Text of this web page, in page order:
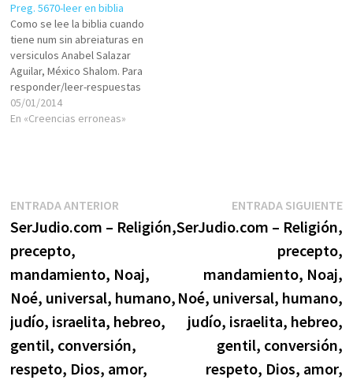
Preg. 5670-leer en biblia
Como se lee la biblia cuando
tiene num sin abreiaturas en
versiculos Anabel Salazar
Aguilar, México Shalom. Para
responder/leer-respuestas
están los comentarios bajo
estas líneas. Agradecemos a
Ver las respuestas …
05/01/2014
En «Creencias erroneas»
Navegación
de
entradas
ENTRADA ANTERIOREntrada
anterior:
SerJudio.com – Religión,
precepto,
mandamiento, Noaj,
Noé, universal, humano,
judío, israelita, hebreo,
gentil, conversión,
respeto, Dios, amor,
ENTRADA SIGUIENTE
SerJudio.com – Religión,
precepto,
mandamiento, Noaj,
Noé, universal, humano,
judío, israelita, hebreo,
gentil, conversión,
respeto, Dios, amor,